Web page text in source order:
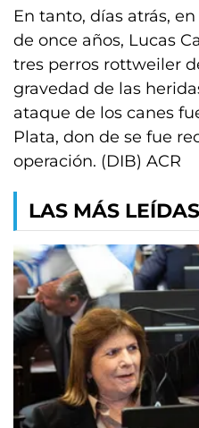
En tanto, días atrás,
de once años, Lucas
tres perros rottweiler
gravedad de las
ataque de los canes
Plata, don de se fue
operación. (DIB) ACR
LAS MÁS LEÍDAS